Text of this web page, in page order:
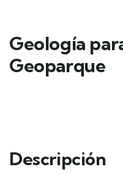
Geología
Geoparque
Descripción